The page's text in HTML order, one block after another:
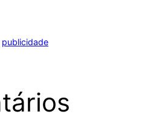
publicidade